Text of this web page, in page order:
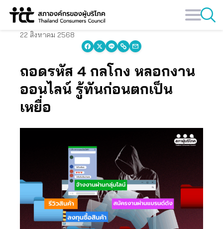
Skip
22 สิงหาคม 2568
ถอดรหัส 4 กลโกง หลอกงาน
ออนไลน์ รู้ทันก่อนตกเป็น
เหยื่อ